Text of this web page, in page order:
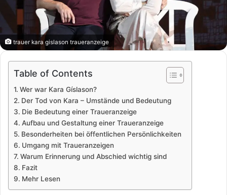
trauer kara gislason traueranzeige
Table of Contents
Wer war Kara Gíslason?
Der Tod von Kara – Umstände und Bedeutung
Die Bedeutung einer Traueranzeige
Aufbau und Gestaltung einer Traueranzeige
Besonderheiten bei öffentlichen Persönlichkeiten
Umgang mit Traueranzeigen
Warum Erinnerung und Abschied wichtig sind
Fazit
Mehr Lesen